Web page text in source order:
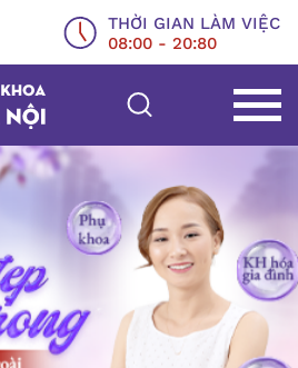
THỜI GIAN LÀM VIỆC
08:00 - 20:80